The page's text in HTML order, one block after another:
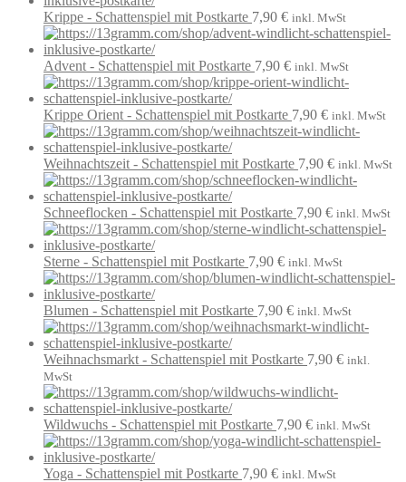
Krippe - Schattenspiel mit Postkarte 7,90 € inkl. MwSt
Advent - Schattenspiel mit Postkarte 7,90 € inkl. MwSt
Krippe Orient - Schattenspiel mit Postkarte 7,90 € inkl. MwSt
Weihnachtszeit - Schattenspiel mit Postkarte 7,90 € inkl. MwSt
Schneeflocken - Schattenspiel mit Postkarte 7,90 € inkl. MwSt
Sterne - Schattenspiel mit Postkarte 7,90 € inkl. MwSt
Blumen - Schattenspiel mit Postkarte 7,90 € inkl. MwSt
Weihnachsmarkt - Schattenspiel mit Postkarte 7,90 € inkl.
MwSt
Wildwuchs - Schattenspiel mit Postkarte 7,90 € inkl. MwSt
Yoga - Schattenspiel mit Postkarte 7,90 € inkl. MwSt